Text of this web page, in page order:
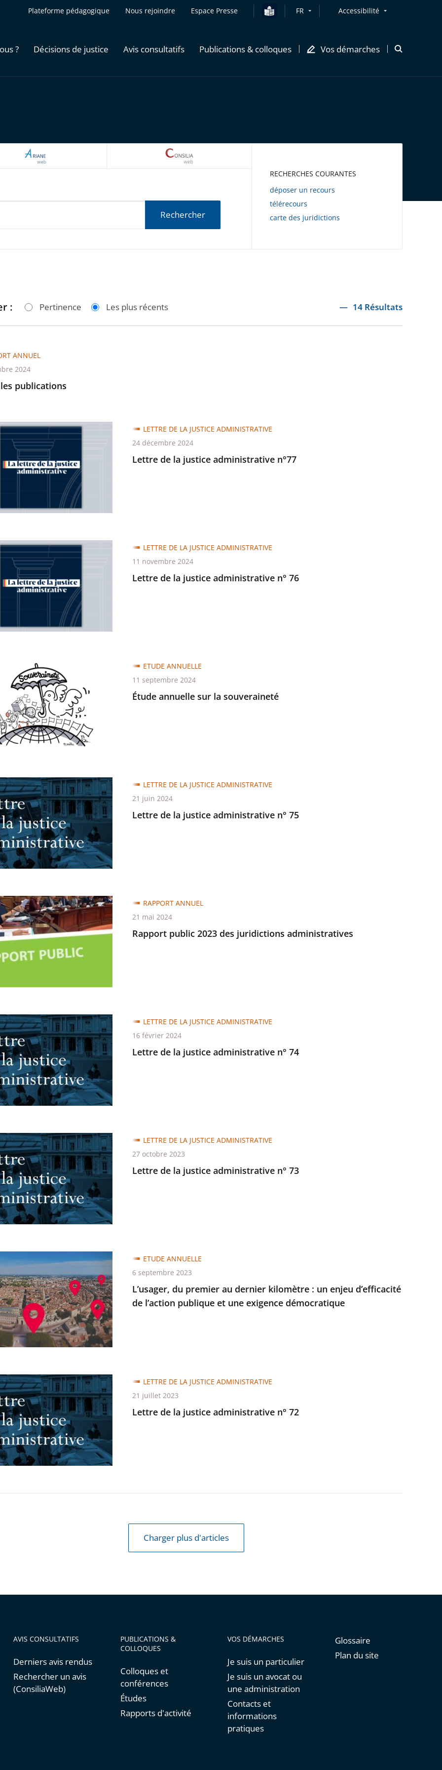
Plateforme pédagogique Nous rejoindre Espace Presse FR Accessibilité
? Décisions de justice Avis consultatifs Publications & colloques Vos démarches
Ouvrir
ARIANEWEB
Rechercher
RECHERCHES COURANTES
déposer un recours
télérecours
carte des juridictions
: Pertinence Les plus récents 14 Résultats
publications
ANNUEL
2024
Lettre de la justice administrative n°77
LETTRE DE LA JUSTICE ADMINISTRATIVE
24 décembre 2024
Lettre de la justice administrative n° 76
LETTRE DE LA JUSTICE ADMINISTRATIVE
11 novembre 2024
Étude annuelle sur la souveraineté
ETUDE ANNUELLE
11 septembre 2024
Lettre de la justice administrative n° 75
LETTRE DE LA JUSTICE ADMINISTRATIVE
21 juin 2024
Rapport public 2023 des juridictions administratives
RAPPORT ANNUEL
21 mai 2024
Lettre de la justice administrative n° 74
LETTRE DE LA JUSTICE ADMINISTRATIVE
16 février 2024
Lettre de la justice administrative n° 73
LETTRE DE LA JUSTICE ADMINISTRATIVE
27 octobre 2023
L’usager, du premier au dernier kilomètre : un enjeu d’efficacité
de l’action publique et une exigence démocratique
ETUDE ANNUELLE
6 septembre 2023
Lettre de la justice administrative n° 72
LETTRE DE LA JUSTICE ADMINISTRATIVE
21 juillet 2023
Charger plus d'articles
AVIS CONSULTATIFS
Derniers avis rendus
Rechercher un avis
(ConsiliaWeb)
PUBLICATIONS &
COLLOQUES
Colloques et
conférences
Études
Rapports d'activité
VOS DÉMARCHES
Je suis un particulier
Je suis un avocat ou
une administration
Contacts et
informations
pratiques
Glossaire
Plan du site